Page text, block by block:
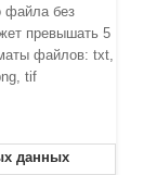
файла без
превышать 5
файлов: txt,
tif
данных